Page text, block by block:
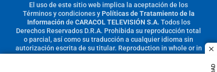
El uso de este sitio web implica la aceptación de los
Términos y condicionesy Políticas de Tratamiento de la
Información de CARACOL TELEVISIÓN S.A. Todos los
Derechos Reservados D.R.A. Prohibida su reproducción total
o parcial, así como su traducción a cualquier idioma sin
autorización escrita de su titular. Reproduction in whole or in